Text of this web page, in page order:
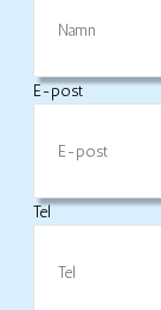
E-post
Tel